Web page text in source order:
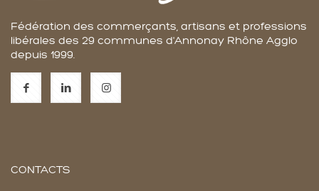
Fédération des commerçants, artisans et professions
libérales des 29 communes d'Annonay Rhône Agglo
depuis 1999.
CONTACTS